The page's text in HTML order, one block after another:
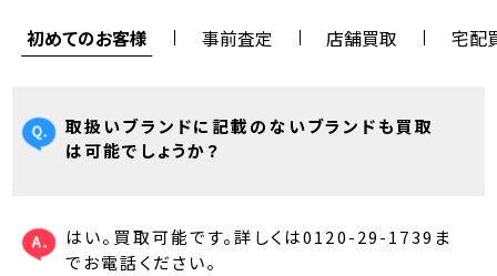
初めてのお客様 事前査定 店舗買取 宅配
取扱いブランドに記載のないブランドも買取
は可能でしょうか？
はい。買取可能です。詳しくは0120-29-1739ま
でお電話ください。